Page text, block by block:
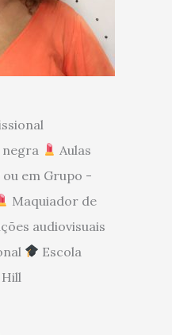
negra
Aulas
em Grupo -
Maquiador de
audiovisuais
Escola